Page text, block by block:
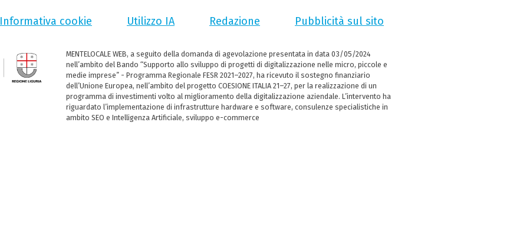
Informativa cookie Utilizzo IA Redazione Pubblicità sul sito
MENTELOCALE WEB, a seguito della domanda di agevolazione presentata in data 03/05/2024
nell’ambito del Bando “Supporto allo sviluppo di progetti di digitalizzazione nelle micro, piccole e
medie imprese” - Programma Regionale FESR 2021–2027, ha ricevuto il sostegno finanziario
dell’Unione Europea, nell’ambito del progetto COESIONE ITALIA 21–27, per la realizzazione di un
programma di investimenti volto al miglioramento della digitalizzazione aziendale. L’intervento ha
riguardato l’implementazione di infrastrutture hardware e software, consulenze specialistiche in
ambito SEO e Intelligenza Artificiale, sviluppo e-commerce